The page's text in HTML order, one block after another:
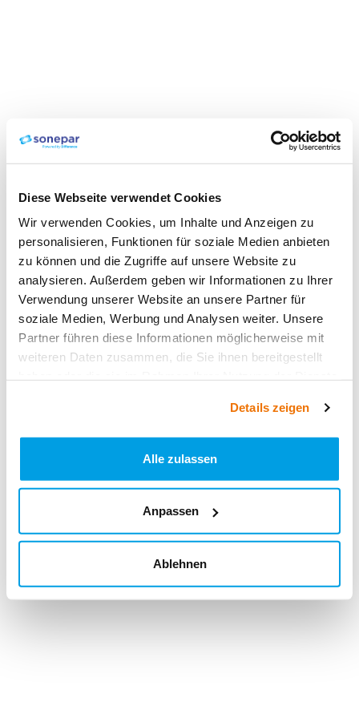
Diese Webseite verwendet Cookies
Wir verwenden Cookies, um Inhalte und Anzeigen zu
personalisieren, Funktionen für soziale Medien anbieten
zu können und die Zugriffe auf unsere Website zu
analysieren. Außerdem geben wir Informationen zu Ihrer
Verwendung unserer Website an unsere Partner für
soziale Medien, Werbung und Analysen weiter. Unsere
Partner führen diese Informationen möglicherweise mit
weiteren Daten zusammen, die Sie ihnen bereitgestellt
Details zeigen
Alle zulassen
Anpassen
Ablehnen